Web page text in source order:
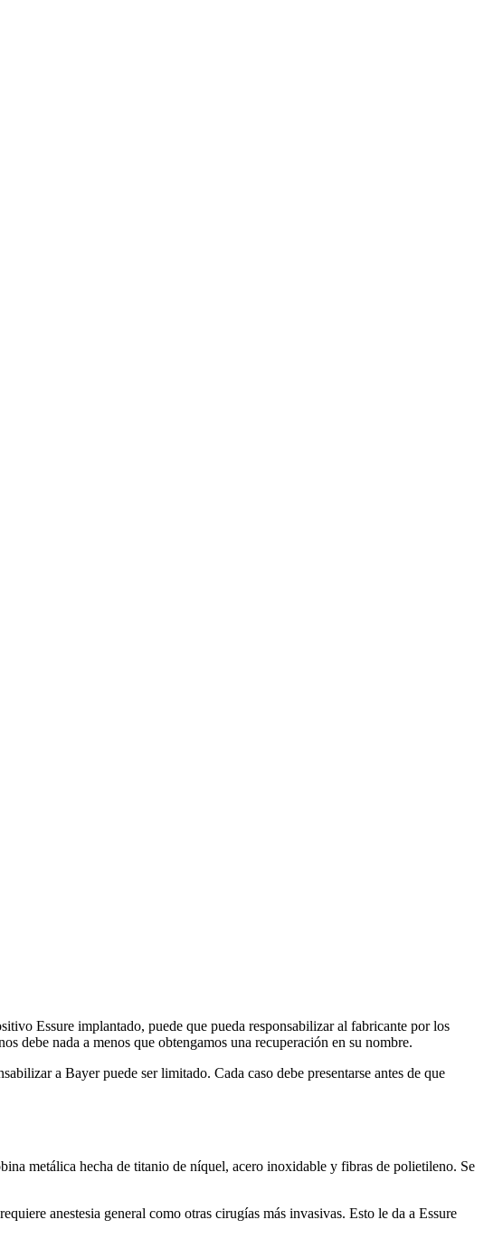
Essure implantado, puede que pueda responsabilizar al fabricante por los
debe nada a menos que obtengamos una recuperación en su nombre.
a Bayer puede ser limitado. Cada caso debe presentarse antes de que
metálica hecha de titanio de níquel, acero inoxidable y fibras de polietileno. Se
anestesia general como otras cirugías más invasivas. Esto le da a Essure